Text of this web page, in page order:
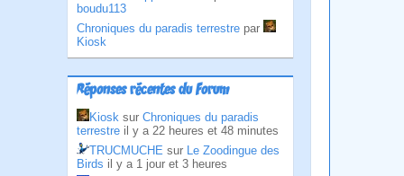
boudu113
Chroniques du paradis terrestre par
Kiosk
Réponses récentes du Forum
Kiosk sur Chroniques du paradis
terrestre il y a 22 heures et 48 minutes
TRUCMUCHE sur Le Zoodingue des
Birds il y a 1 jour et 3 heures